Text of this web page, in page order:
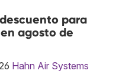
para
agosto de
Hahn Air Systems